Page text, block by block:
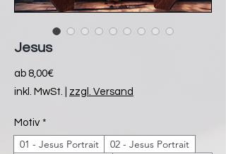
Jesus
ab 8,00€Sale-
Preis
inkl. MwSt. zzgl. Versand
Motiv *
01 - Jesus Portrait
02 - Jesus Portrait